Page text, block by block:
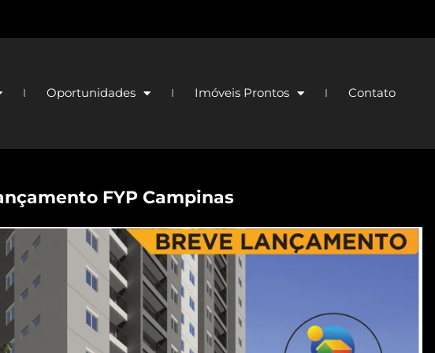
Oportunidades Imóveis Prontos Contato
FYP Campinas